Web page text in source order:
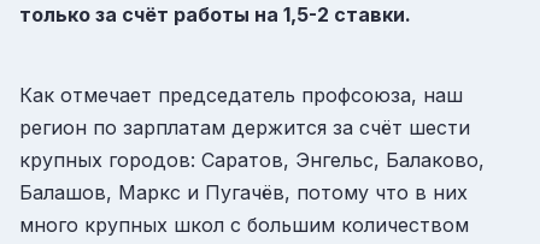
только за счёт работы на 1,5-2 ставки.
Как отмечает председатель профсоюза, наш
регион по зарплатам держится за счёт шести
крупных городов: Саратов, Энгельс, Балаково,
Балашов, Маркс и Пугачёв, потому что в них
много крупных школ с большим количеством